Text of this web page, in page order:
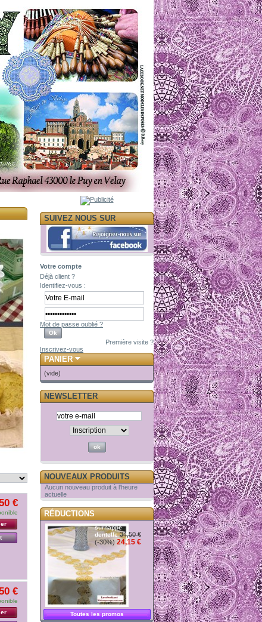
€
€
SUIVEZ NOUS SUR
Votre compte
Déjà client ?
Identifiez-vous :
Mot de passe oublié ?
Première visite ?
Inscrivez-vous
PANIER
(vide)
NEWSLETTER
NOUVEAUX PRODUITS
Aucun nouveau produit à l'heure
actuelle
RÉDUCTIONS
surnappe
dentelle34,50 €
(-30%) 24,15 €
Toutes les promos